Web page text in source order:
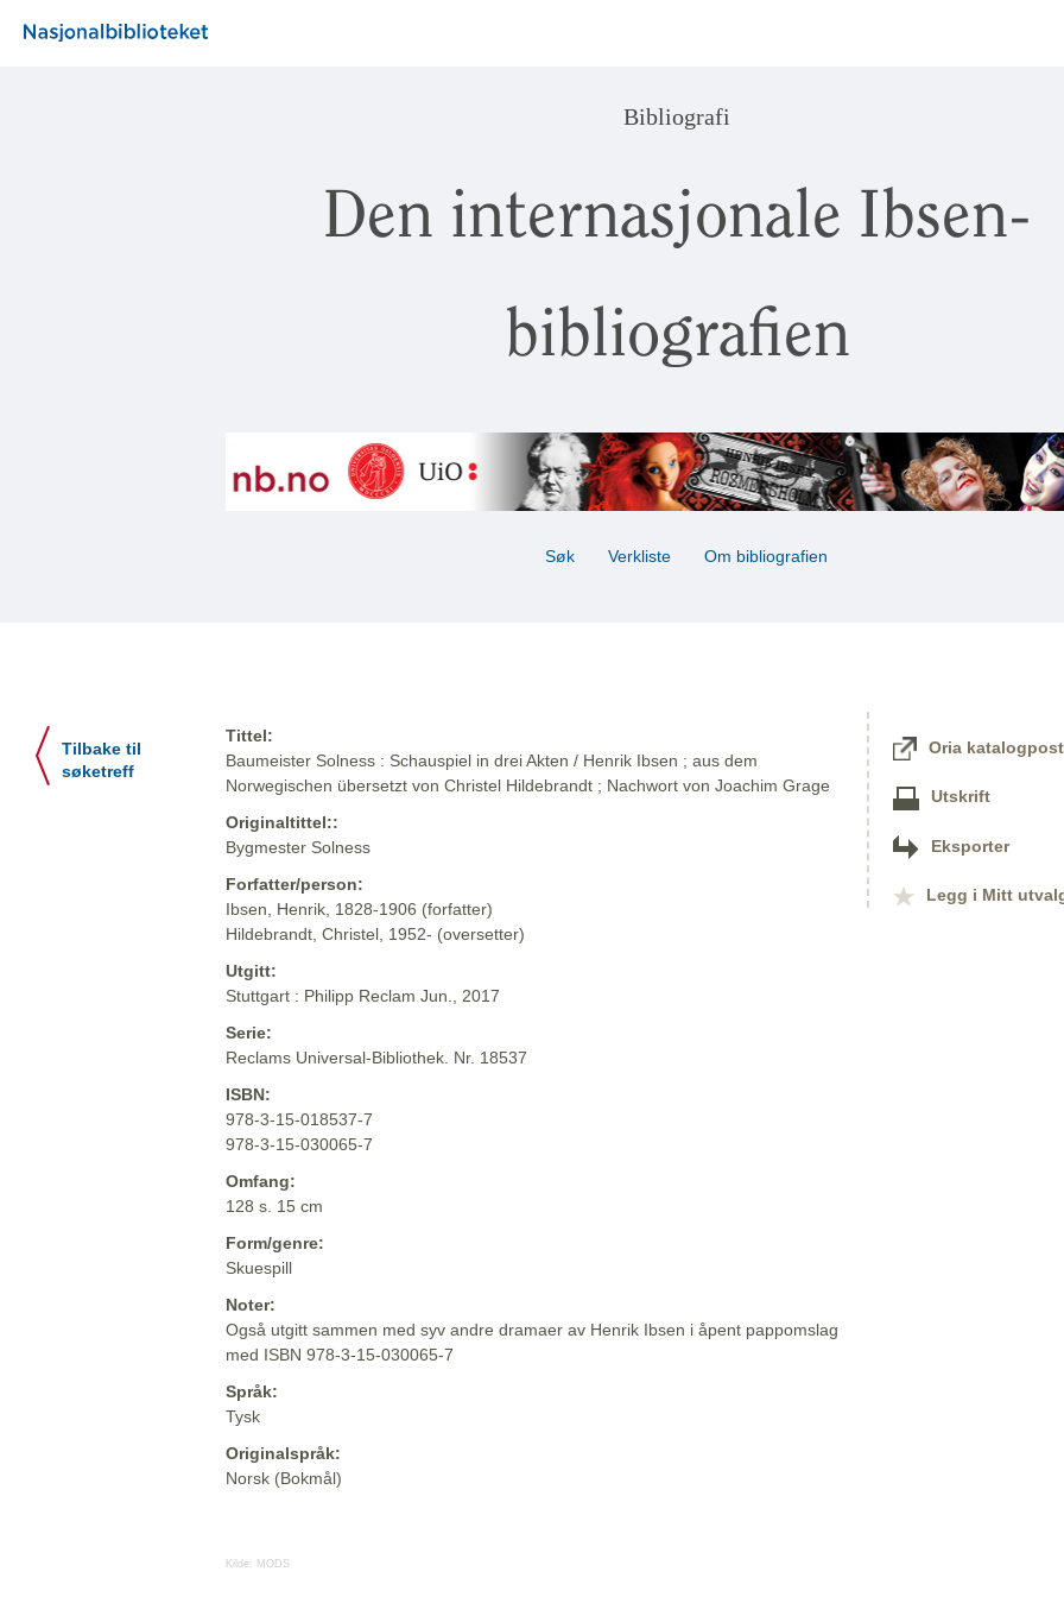
Bibliografi
Den internasjonale Ibsen-
bibliografien
Søk Verkliste Om bibliografien
Tilbake til
søketreff
Tittel:
Baumeister Solness : Schauspiel in drei Akten / Henrik Ibsen ; aus dem
Norwegischen übersetzt von Christel Hildebrandt ; Nachwort von Joachim Grage
Originaltittel::
Bygmester Solness
Forfatter/person:
Ibsen, Henrik, 1828-1906 (forfatter)
Hildebrandt, Christel, 1952- (oversetter)
Utgitt:
Stuttgart : Philipp Reclam Jun., 2017
Serie:
Reclams Universal-Bibliothek. Nr. 18537
ISBN:
978-3-15-018537-7
978-3-15-030065-7
Omfang:
128 s. 15 cm
Form/genre:
Skuespill
Noter:
Også utgitt sammen med syv andre dramaer av Henrik Ibsen i åpent pappomslag
med ISBN 978-3-15-030065-7
Språk:
Tysk
Originalspråk:
Norsk (Bokmål)
Kilde: MODS
Oria katalogpost
Utskrift
Eksporter
Legg i Mitt